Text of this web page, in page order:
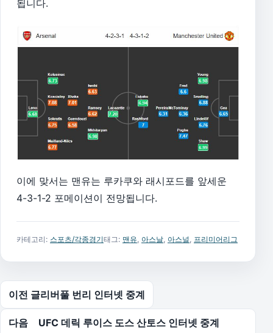
됩니다.
이에 맞서는 맨유는 루카쿠와 래시포드를 앞세운
4-3-1-2 포메이션이 전망됩니다.
카테고리: 스포츠/각종경기태그: 맨유, 아스날, 아스널, 프리미어리그
글 탐색
이전 글리버풀 번리 인터넷 중계
다음
UFC 데릭 루이스 도스 산토스 인터넷 중계